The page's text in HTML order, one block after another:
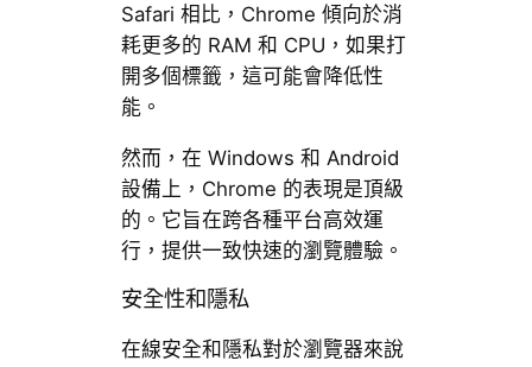
Safari 相比，Chrome 傾向於消
耗更多的 RAM 和 CPU，如果打
開多個標籤，這可能會降低性
能。
然而，在 Windows 和 Android
設備上，Chrome 的表現是頂級
的。它旨在跨各種平台高效運
行，提供一致快速的瀏覽體驗。
安全性和隱私
在線安全和隱私對於瀏覽器來說